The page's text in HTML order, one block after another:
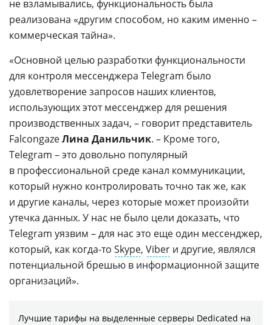
не взламывались, функциональность была
реализована «другим способом, но каким именно –
коммерческая тайна».
«Основной целью разработки функциональности
для контроля мессенджера Telegram было
удовлетворение запросов наших клиентов,
использующих этот мессенджер для решения
производственных задач, – говорит представитель
FalcongazeЛина Данильчик. – Кроме того,
Telegram – это довольно популярный
в профессиональной среде канал коммуникации,
который нужно контролировать точно так же, как
и другие каналы, через которые может произойти
утечка данных. У нас не было цели доказать, что
Telegram уязвим – для нас это еще один мессенджер,
который, как когда-то Skype, Viber и другие, являлся
потенциальной брешью в информационной защите
организаций».
Лучшие тарифы на выделенные серверы Dedicated на